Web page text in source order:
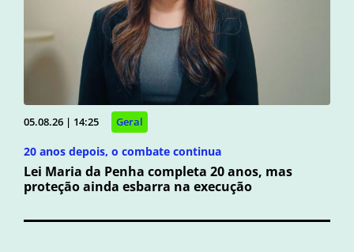
05.08.26 | 14:25 Geral
20 anos depois, o combate continua
Lei Maria da Penha completa 20 anos, mas
proteção ainda esbarra na execução